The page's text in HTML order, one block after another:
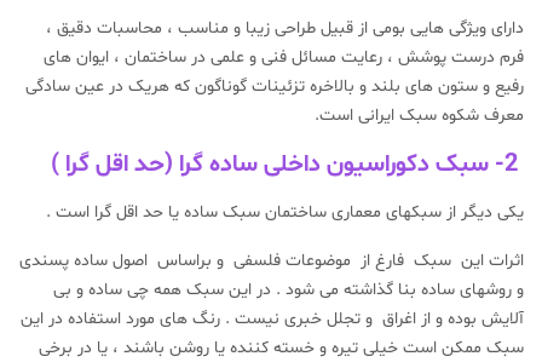
دارای ویژگی هایی بومی از قبیل طراحی زیبا و مناسب ، محاسبات دقیق ،
فرم درست پوشش ، رعایت مسائل فنی و علمی در ساختمان ، ایوان های
رفیع و ستون های بلند و بالاخره تزئینات گوناگون که هریک در عین سادگی
معرف شکوه سبک ایرانی است.
2- سبک دکوراسیون داخلی ساده گرا (حد اقل گرا )
یکی دیگر از سبکهای معماری ساختمان سبک ساده یا حد اقل گرا است .
اثرات این سبک فارغ از موضوعات فلسفی و براساس اصول ساده پسندی
و روشهای ساده بنا گذاشته می شود . در این سبک همه چی ساده و بی
آلایش بوده و از اغراق و تجلل خبری نیست . رنگ های مورد استفاده در این
سبک ممکن است خیلی تیره و خسته کننده یا روشن باشند ، یا در برخی